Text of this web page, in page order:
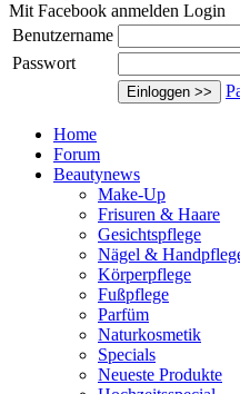
Mit Facebook anmelden Login
Benutzername
Passwort
Einloggen >>
Home
Forum
Beautynews
Make-Up
Frisuren & Haare
Gesichtspflege
Nägel &
Körperpflege
Fußpflege
Parfüm
Naturkosmetik
Specials
Neueste Produkte